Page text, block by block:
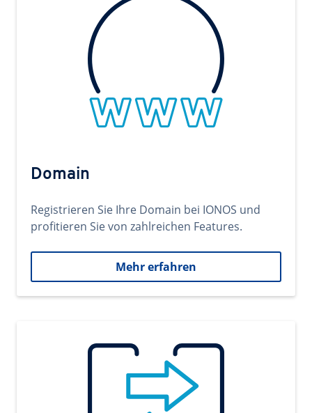
Domain
Registrieren Sie Ihre Domain bei IONOS und
profitieren Sie von zahlreichen Features.
Mehr erfahren